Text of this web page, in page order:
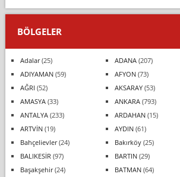
BÖLGELER
Adalar(25) ADANA(207)
ADIYAMAN(59) AFYON(73)
AĞRI (52) AKSARAY(53)
AMASYA(33) ANKARA(793)
ANTALYA(233) ARDAHAN(15)
ARTVİN(19) AYDIN(61)
Bahçelievler(24) Bakırköy(25)
BALIKESİR (97) BARTIN(29)
Başakşehir(24) BATMAN(64)